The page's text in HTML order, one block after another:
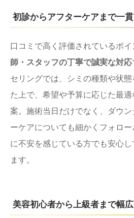
初診からアフターケアまで一
口コミで高く評価されているポイ
師・スタッフの丁寧で誠実な対応
セリングでは、シミの種類や状
た上で、希望や予算に応じた最
案。施術当日だけでなく、ダウ
ーケアについても細かくフォロ
に不安を感じている方でも安心
ます。
美容初心者から上級者まで幅